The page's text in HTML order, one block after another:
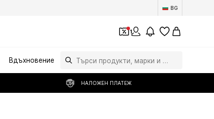
BG
1
Вдъхновение
НАЛОЖЕН ПЛАТЕЖ